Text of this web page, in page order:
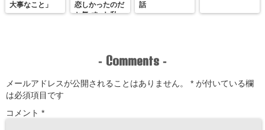
大事なこと」
恋しかったのだ
と気づいた私
話
- Comments -
メールアドレスが公開されることはありません。 * が付いている欄
は必須項目です
コメント *